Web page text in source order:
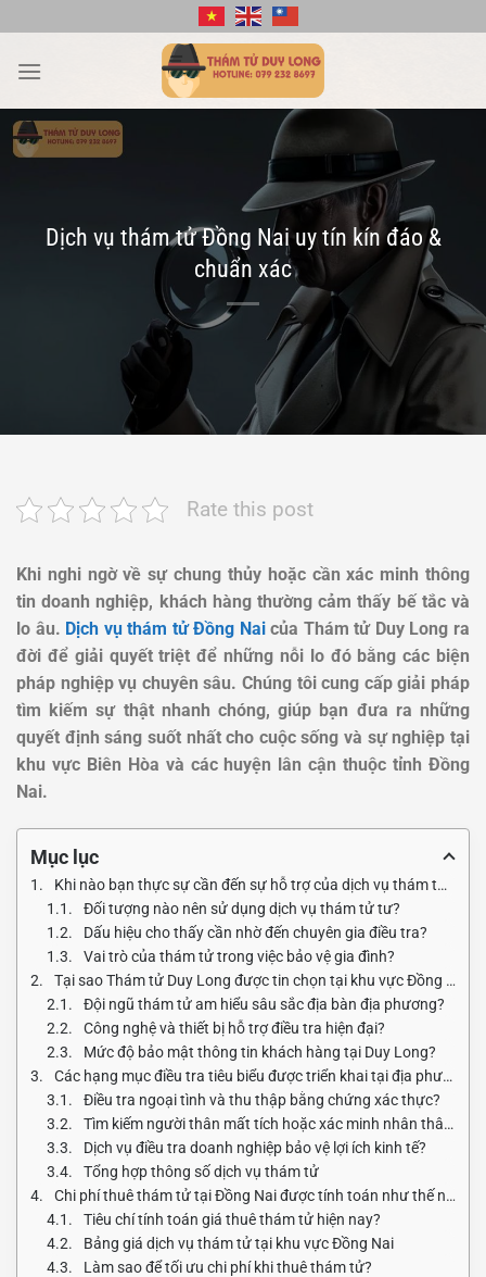
qua
nội
Dịch vụ thám tử Đồng Nai uy tín kín đáo &
chuẩn xác
Rate this post
Khi nghi ngờ về sự chung thủy hoặc cần xác minh thông
tin doanh nghiệp, khách hàng thường cảm thấy bế tắc và
lo âu. Dịch vụ thám tử Đồng Naicủa Thám tử Duy Long ra
đời để giải quyết triệt để những nỗi lo đó bằng các biện
pháp nghiệp vụ chuyên sâu. Chúng tôi cung cấp giải pháp
tìm kiếm sự thật nhanh chóng, giúp bạn đưa ra những
quyết định sáng suốt nhất cho cuộc sống và sự nghiệp tại
khu vực Biên Hòa và các huyện lân cận thuộc tỉnh Đồng
Nai.
Mục lục
Khi nào bạn thực sự cần đến sự hỗ trợ của dịch vụ thám tử đồng nai?
Đối tượng nào nên sử dụng dịch vụ thám tử tư?
Dấu hiệu cho thấy cần nhờ đến chuyên gia điều tra?
Vai trò của thám tử trong việc bảo vệ gia đình?
Tại sao Thám tử Duy Long được tin chọn tại khu vực Đồng Nai?
Đội ngũ thám tử am hiểu sâu sắc địa bàn địa phương?
Công nghệ và thiết bị hỗ trợ điều tra hiện đại?
Mức độ bảo mật thông tin khách hàng tại Duy Long?
Các hạng mục điều tra tiêu biểu được triển khai tại địa phương?
Điều tra ngoại tình và thu thập bằng chứng xác thực?
Tìm kiếm người thân mất tích hoặc xác minh nhân thân?
Dịch vụ điều tra doanh nghiệp bảo vệ lợi ích kinh tế?
Tổng hợp thông số dịch vụ thám tử
Chi phí thuê thám tử tại Đồng Nai được tính toán như thế nào?
Tiêu chí tính toán giá thuê thám tử hiện nay?
Bảng giá dịch vụ thám tử tại khu vực Đồng Nai
Làm sao để tối ưu chi phí khi thuê thám tử?